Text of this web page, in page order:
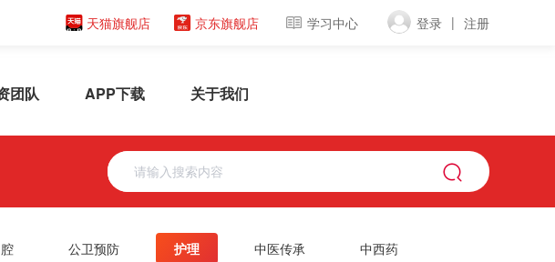
天猫旗舰店 京东旗舰店 学习中心 登录 | 注册
团队 APP下载 关于我们
公卫预防 护理 中医传承 中西药